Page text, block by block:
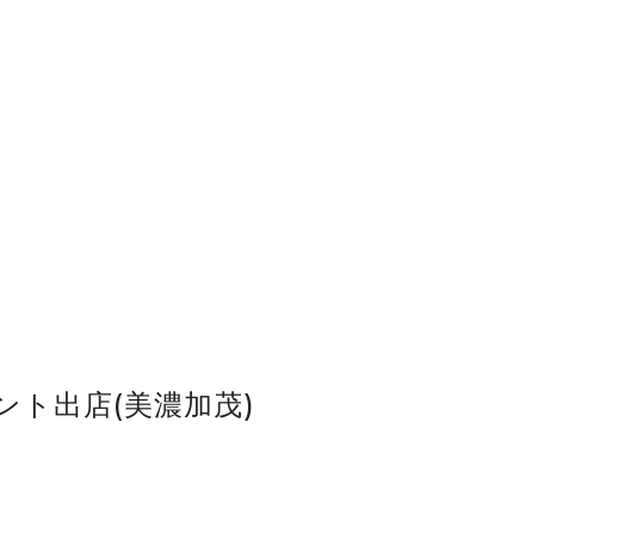
ト出店(美濃加茂)